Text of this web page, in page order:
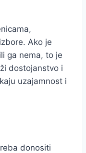
Ako je
ga nema, to je
dostojanstvo i
uzajamnost i
donositi